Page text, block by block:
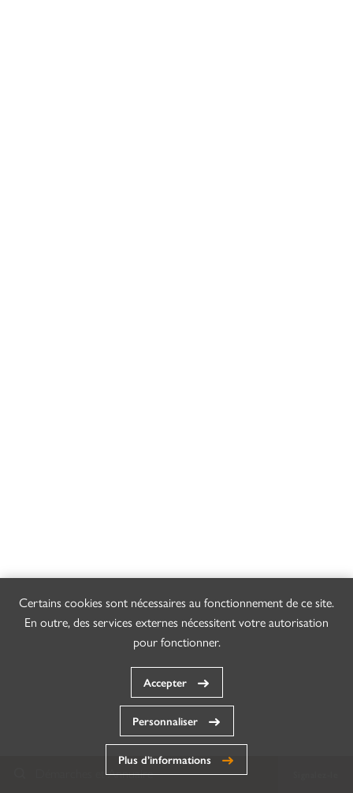
Démarches et Annuaire
Certains cookies sont nécessaires au fonctionnement de ce site.
En outre, des services externes nécessitent votre autorisation
pour fonctionner.
Accepter
Personnaliser
Plus d’informations